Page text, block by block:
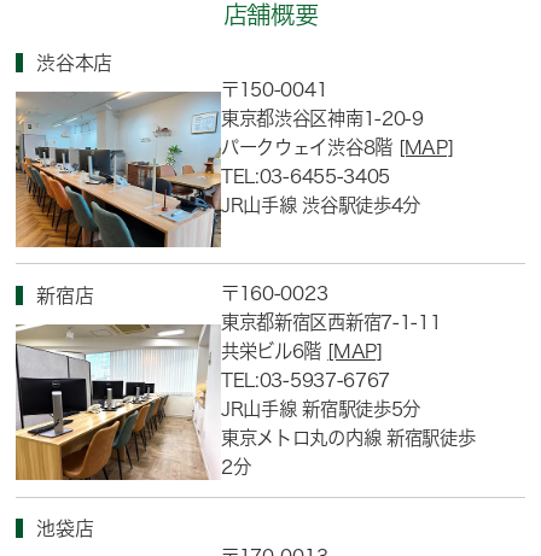
店舗概要
渋谷本店
〒150-0041
東京都渋谷区神南1-20-9
パークウェイ渋谷8階 [MAP]
TEL:03-6455-3405
JR山手線 渋谷駅徒歩4分
新宿店
〒160-0023
東京都新宿区西新宿7-1-11
共栄ビル6階 [MAP]
TEL:03-5937-6767
JR山手線 新宿駅徒歩5分
東京メトロ丸の内線 新宿駅徒歩
2分
池袋店